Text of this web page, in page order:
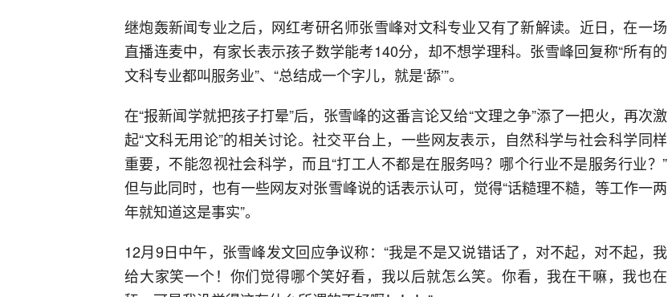
继炮轰新闻专业之后，网红考研名师张雪峰对文科专业又有了新解读。近日，在一场
直播连麦中，有家长表示孩子数学能考140分，却不想学理科。张雪峰回复称“所有的
文科专业都叫服务业”、“总结成一个字儿，就是‘舔’”。
在“报新闻学就把孩子打晕”后，张雪峰的这番言论又给“文理之争”添了一把火，再次激
起“文科无用论”的相关讨论。社交平台上，一些网友表示，自然科学与社会科学同样
重要，不能忽视社会科学，而且“打工人不都是在服务吗？哪个行业不是服务行业？”
但与此同时，也有一些网友对张雪峰说的话表示认可，觉得“话糙理不糙，等工作一两
年就知道这是事实”。
12月9日中午，张雪峰发文回应争议称：“我是不是又说错话了，对不起，对不起，我
给大家笑一个！你们觉得哪个笑好看，我以后就怎么笑。你看，我在干嘛，我也在